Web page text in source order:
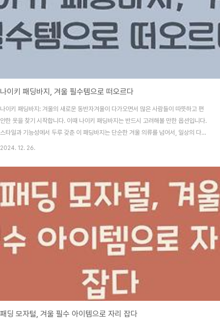
나이키 패딩바지, 겨울 필수템으로 떠오르다
나이키 패딩바지: 겨울의 새로운 동반자겨울이 다가오면서 많은 사람들이 따뜻하고 편
안한 옷을 찾기 시작합니다. 이때 나이키 패딩바지는 반드시 고려해볼 만한 옵션입니다.
스타일과 기능성에서 두루 갖춘 이 패딩바지는 단순한 겨울 의류를 넘어서, 일상의 다양
한 상황에서도 활용될 수 있는 다채로운 매력을 지니고 있습니다. 나이키 패딩바지를 입
보기나이키의 패딩바지는 그 브랜드의 전문성과 혁신적인 기술력이 담겨 있어 기능성이
뛰어난 것이 특징입니다. 추운 날씨에도 아랑곳하지 않고 한겨울에도 따듯함을 유지해
주는 이 패딩바리는 특히 눈이 많이 오는 날이나 바람이 강한 날에 소중한 친구가 됩니
다. 매일매일의 일상 속에서 이 패딩바지를 입으..
2024. 12. 26.
패딩 모자털, 겨울 필수 아이템으로 자리 잡다